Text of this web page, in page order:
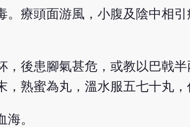
。療頭面游風，小腹及陰中相
，後患腳氣甚危，或教以巴戟
熟蜜為丸，溫水服五七十丸，
。